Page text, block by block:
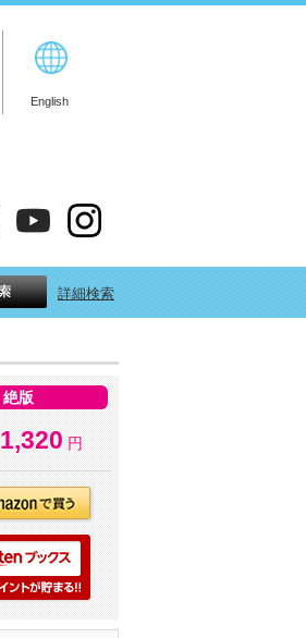
English
詳細検索
絶版
1,320 円